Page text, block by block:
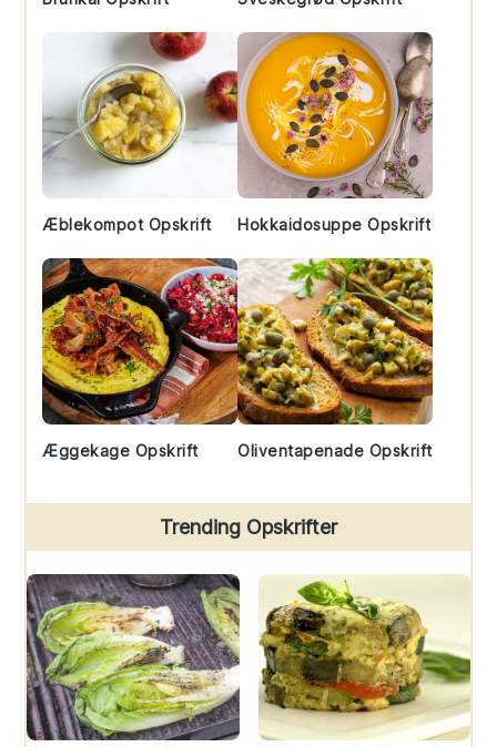
Æblekompot Opskrift Hokkaidosuppe Opskrift
Æggekage Opskrift Oliventapenade Opskrift
Trending Opskrifter